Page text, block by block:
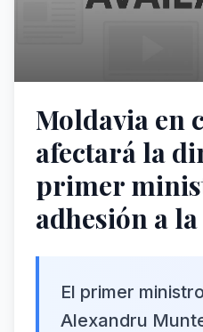
Moldavia en
afectará la
primer
adhesión a la
El primer
Alexandru